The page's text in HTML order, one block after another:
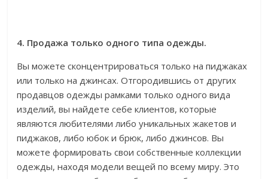
4. Продажа только одного типа одежды.
Вы можете сконцентрироваться только на пиджаках
или только на джинсах. Отгородившись от других
продавцов одежды рамками только одного вида
изделий, вы найдете себе клиентов, которые
являются любителями либо уникальных жакетов и
пиджаков, либо юбок и брюк, либо джинсов. Вы
можете формировать свои собственные коллекции
одежды, находя модели вещей по всему миру. Это